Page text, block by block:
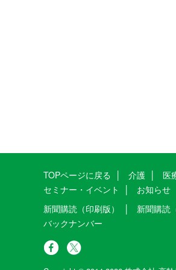
TOPページに戻る 介護 医
セミナー・イベント
お知らせ
新聞購読（印刷版）
新聞購読
バックナンバー